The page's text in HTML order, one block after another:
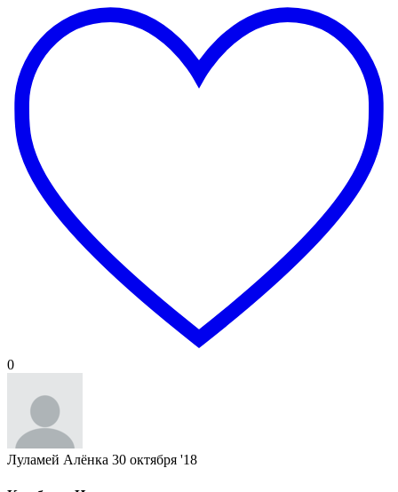
0
Луламей Алёнка 30 октября '18